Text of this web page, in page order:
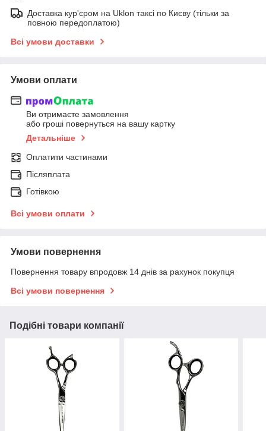
Доставка кур'єром на Uklon таксі по Києву (тільки за
повною передоплатою)
Всі умови доставки
Умови оплати
Ви отримаєте замовлення
або гроші повернуться на вашу картку
Детальніше
Оплатити частинами
Післяплата
Готівкою
Всі умови оплати
Умови повернення
Повернення товару впродовж 14 днів за рахунок покупця
Всі умови повернення
Подібні товари компанії